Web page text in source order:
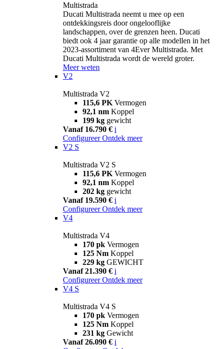
Multistrada
Ducati Multistrada neemt u mee op een
ontdekkingsreis door ongelooflijke
landschappen, over de grenzen heen. Ducati
biedt ook 4 jaar garantie op alle modellen in het
2023-assortiment van 4Ever Multistrada. Met
Ducati Multistrada wordt de wereld groter.
Meer weten
V2
Multistrada V2
115,6 PK Vermogen
92,1 nm Koppel
199 kg gewicht
Vanaf 16.790 € i
Configureer Ontdek meer
V2 S
Multistrada V2 S
115,6 PK Vermogen
92,1 nm Koppel
202 kg gewicht
Vanaf 19.590 € i
Configureer Ontdek meer
V4
Multistrada V4
170 pk Vermogen
125 Nm Koppel
229 kg GEWICHT
Vanaf 21.390 € i
Configureer Ontdek meer
V4 S
Multistrada V4 S
170 pk Vermogen
125 Nm Koppel
231 kg Gewicht
Vanaf 26.090 € i